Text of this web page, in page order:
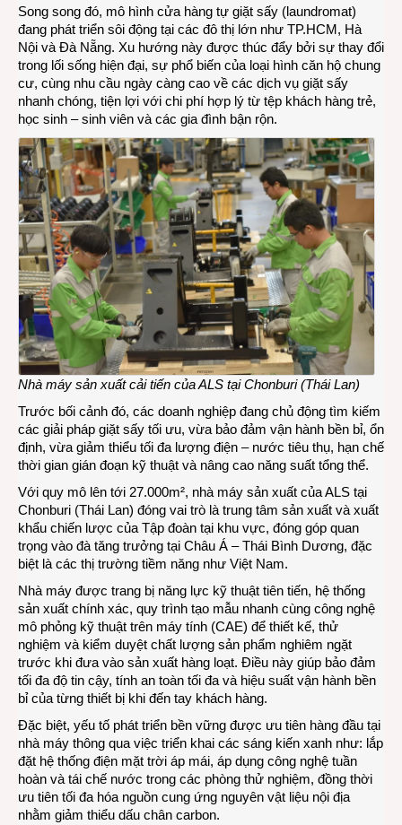
Song song đó, mô hình cửa hàng tự giặt sấy (laundromat)
đang phát triển sôi động tại các đô thị lớn như TP.HCM, Hà
Nội và Đà Nẵng. Xu hướng này được thúc đẩy bởi sự thay đổi
trong lối sống hiện đại, sự phổ biến của loại hình căn hộ chung
cư, cùng nhu cầu ngày càng cao về các dịch vụ giặt sấy
nhanh chóng, tiện lợi với chi phí hợp lý từ tệp khách hàng trẻ,
học sinh – sinh viên và các gia đình bận rộn.
Nhà máy sản xuất cải tiến của ALS tại Chonburi (Thái Lan)
Trước bối cảnh đó, các doanh nghiệp đang chủ động tìm kiếm
các giải pháp giặt sấy tối ưu, vừa bảo đảm vận hành bền bỉ, ổn
định, vừa giảm thiểu tối đa lượng điện – nước tiêu thụ, hạn chế
thời gian gián đoạn kỹ thuật và nâng cao năng suất tổng thể.
Với quy mô lên tới 27.000m², nhà máy sản xuất của ALS tại
Chonburi (Thái Lan) đóng vai trò là trung tâm sản xuất và xuất
khẩu chiến lược của Tập đoàn tại khu vực, đóng góp quan
trọng vào đà tăng trưởng tại Châu Á – Thái Bình Dương, đặc
biệt là các thị trường tiềm năng như Việt Nam.
Nhà máy được trang bị năng lực kỹ thuật tiên tiến, hệ thống
sản xuất chính xác, quy trình tạo mẫu nhanh cùng công nghệ
mô phỏng kỹ thuật trên máy tính (CAE) để thiết kế, thử
nghiệm và kiểm duyệt chất lượng sản phẩm nghiêm ngặt
trước khi đưa vào sản xuất hàng loạt. Điều này giúp bảo đảm
tối đa độ tin cậy, tính an toàn tối đa và hiệu suất vận hành bền
bỉ của từng thiết bị khi đến tay khách hàng.
Đặc biệt, yếu tố phát triển bền vững được ưu tiên hàng đầu tại
nhà máy thông qua việc triển khai các sáng kiến xanh như: lắp
đặt hệ thống điện mặt trời áp mái, áp dụng công nghệ tuần
hoàn và tái chế nước trong các phòng thử nghiệm, đồng thời
ưu tiên tối đa hóa nguồn cung ứng nguyên vật liệu nội địa
nhằm giảm thiểu dấu chân carbon.